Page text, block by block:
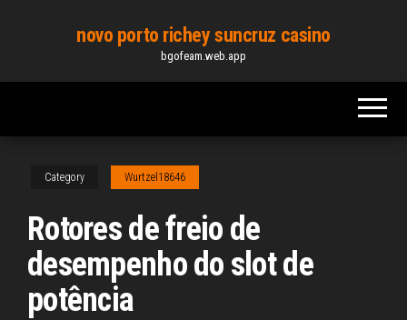
content
novo porto richey suncruz casino
bgofeam.web.app
Category Wurtzel18646
Rotores de freio de
desempenho do slot de
potência